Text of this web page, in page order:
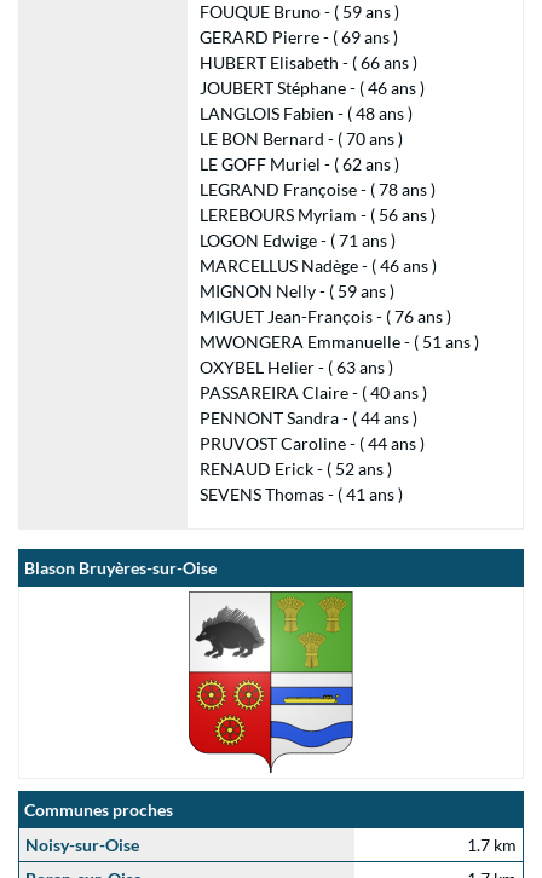
FOUQUE Bruno - ( 59 ans )
GERARD Pierre - ( 69 ans )
HUBERT Elisabeth - ( 66 ans )
JOUBERT Stéphane - ( 46 ans )
LANGLOIS Fabien - ( 48 ans )
LE BON Bernard - ( 70 ans )
LE GOFF Muriel - ( 62 ans )
LEGRAND Françoise - ( 78 ans )
LEREBOURS Myriam - ( 56 ans )
LOGON Edwige - ( 71 ans )
MARCELLUS Nadège - ( 46 ans )
MIGNON Nelly - ( 59 ans )
MIGUET Jean-François - ( 76 ans )
MWONGERA Emmanuelle - ( 51 ans )
OXYBEL Helier - ( 63 ans )
PASSAREIRA Claire - ( 40 ans )
PENNONT Sandra - ( 44 ans )
PRUVOST Caroline - ( 44 ans )
RENAUD Erick - ( 52 ans )
SEVENS Thomas - ( 41 ans )
Blason Bruyères-sur-Oise
Communes proches
Noisy-sur-Oise
1.7 km